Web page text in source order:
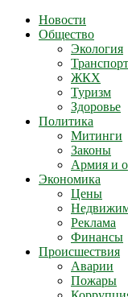
Новости
Общество
Экология
Транспорт
ЖКХ
Туризм
Здоровье
Политика
Митинги
Законы
Армия и
Экономика
Цены
Реклама
Финансы
Происшествия
Аварии
Пожары